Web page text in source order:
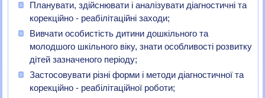
Планувати, здійснювати і аналізувати діагностичні та
корекційно - реабілітаційні заходи;
Вивчати особистість дитини дошкільного та
молодшого шкільного віку, знати особливості розвитку
дітей зазначеного періоду;
Застосовувати різні форми і методи діагностичної та
корекційно - реабілітаційної роботи;